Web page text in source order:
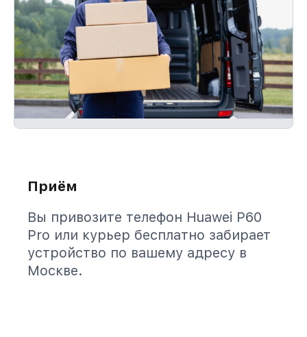
Приём
Вы привозите телефон Huawei P60
Pro или курьер бесплатно забирает
устройство по вашему адресу в
Москве.